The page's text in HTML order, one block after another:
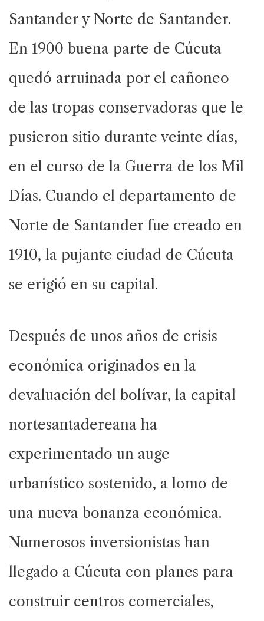
Santander y Norte de Santander.
En 1900 buena parte de Cúcuta
quedó arruinada por el cañoneo
de las tropas conservadoras que le
pusieron sitio durante veinte días,
en el curso de la Guerra de los Mil
Días. Cuando el departamento de
Norte de Santander fue creado en
1910, la pujante ciudad de Cúcuta
se erigió en su capital.
Después de unos años de crisis
económica originados en la
devaluación del bolívar, la capital
nortesantadereana ha
experimentado un auge
urbanístico sostenido, a lomo de
una nueva bonanza económica.
Numerosos inversionistas han
llegado a Cúcuta con planes para
construir centros comerciales,